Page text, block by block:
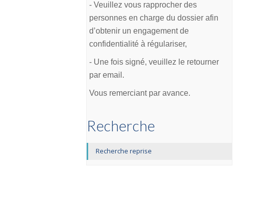
- Veuillez vous rapprocher des
personnes en charge du dossier afin
d’obtenir un engagement de
confidentialité à régulariser,
- Une fois signé, veuillez le retourner
par email.
Vous remerciant par avance.
Recherche
Recherche reprise